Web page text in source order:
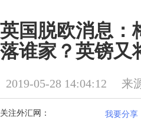
英国脱欧消息：
落谁家？英镑又
2019-05-28 14:04:12 来
关注外汇网： 我要分享